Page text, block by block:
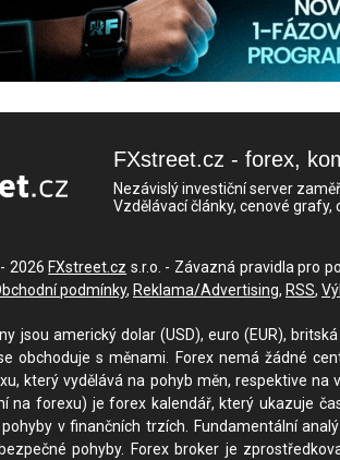
FXstreet.cz - forex,
Nezávislý investiční server
Vzdělávací články, cenové
2026 FXstreet.cz s.r.o. - Závazná pravidla pro
podmínky, Reklama/Advertising, RSS,
jsou americký dolar (USD), euro (EUR),
obchoduje s měnami. Forex nemá žádné
který vydělává na pohyb měn, respektive
na forexu) je forex kalendář, který ukazuje
v finančních trzích. Fundamentální
pohyby. Forex broker je